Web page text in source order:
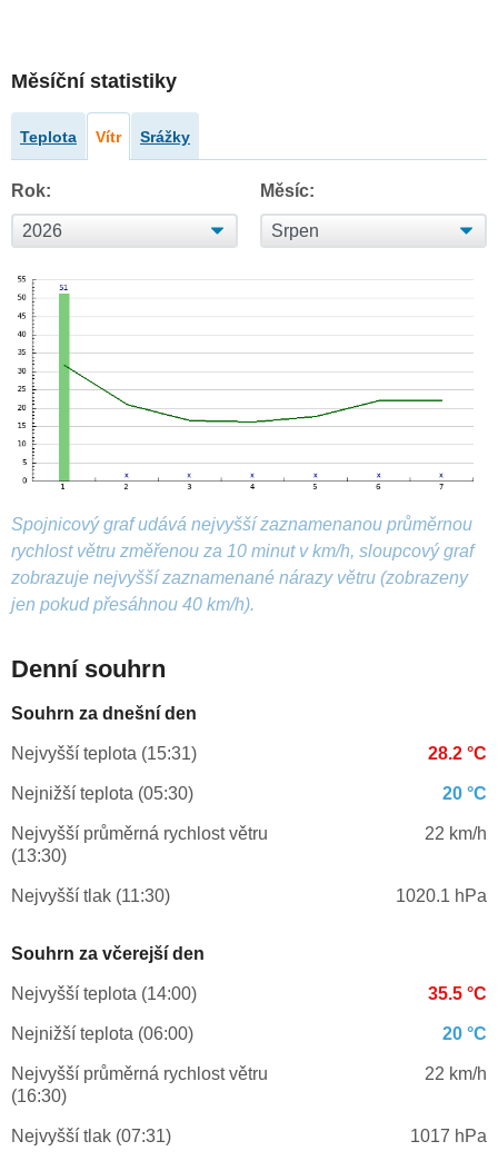
Měsíční statistiky
Teplota Vítr Srážky
Rok: Měsíc:
Spojnicový graf udává nejvyšší zaznamenanou průměrnou
rychlost větru změřenou za 10 minut v km/h, sloupcový graf
zobrazuje nejvyšší zaznamenané nárazy větru (zobrazeny
jen pokud přesáhnou 40 km/h).
Denní souhrn
Souhrn za dnešní den
Nejvyšší teplota (15:31) 28.2 °C
Nejnižší teplota (05:30) 20 °C
Nejvyšší průměrná rychlost větru
(13:30)
22 km/h
Nejvyšší tlak (11:30) 1020.1 hPa
Souhrn za včerejší den
Nejvyšší teplota (14:00) 35.5 °C
Nejnižší teplota (06:00) 20 °C
Nejvyšší průměrná rychlost větru
(16:30)
22 km/h
Nejvyšší tlak (07:31) 1017 hPa